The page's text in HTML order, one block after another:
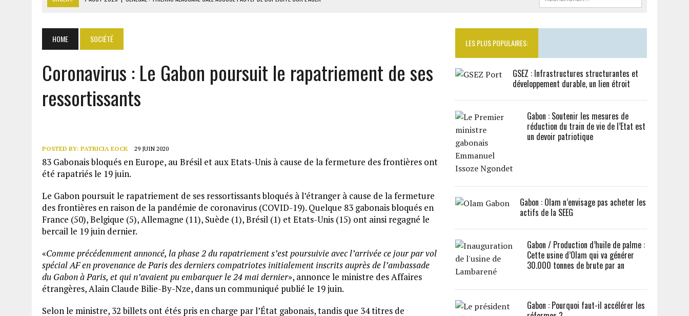
GAZ GTA : KOSMOS ENERGY ACTUALISE L’AVANCEMENT DU PROJET SÉNÉGALO-MAURITANIEN
7 AOÛT 2026 | OUATTARA APPELLE À L’UNION NATIONALE POUR BÂTIR LA GRANDE CÔTE D’IVOIRE
CÔTE D’IVOIRE : OUATTARA GRACIE 4 661 DÉTENUS POUR L’INDÉPENDANCE
HOME SOCIÉTÉ
Coronavirus : Le Gabon poursuit le rapatriement de ses
ressortissants
POSTED BY: PATRICIA EOCK 29 JUIN 2020
83 Gabonais bloqués en Europe, au Brésil et aux Etats-Unis à cause de la fermeture des frontières ont
été rapatriés le 19 juin.
Le Gabon poursuit le rapatriement de ses ressortissants bloqués à l’étranger à cause de la fermeture
des frontières en raison de la pandémie de coronavirus (COVID-19). Quelque 83 gabonais bloqués en
France (50), Belgique (5), Allemagne (11), Suède (1), Brésil (1) et Etats-Unis (15) ont ainsi regagné le
bercail le 19 juin dernier.
«Comme précédemment annoncé, la phase 2 du rapatriement s’est poursuivie avec l’arrivée ce jour par vol
spécial AF en provenance de Paris des derniers compatriotes initialement inscrits auprès de l’ambassade
du Gabon à Paris, et qui n’avaient pu embarquer le 24 mai dernier», annonce le ministre des Affaires
étrangères, Alain Claude Bilie-By-Nze, dans un communiqué publié le 19 juin.
Selon le ministre, 32 billets ont étés pris en charge par l’État gabonais, tandis que 34 titres de
LES PLUS POPULAIRES:
GSEZ : Infrastructures structurantes et
développement durable, un lien étroit
Gabon : Soutenir les mesures de
réduction du train de vie de l’Etat est
un devoir patriotique
Gabon : Olam n’envisage pas acheter les
actifs de la SEEG
Gabon / Production d’huile de palme :
Cette usine d’Olam qui va générer
30.000 tonnes de brute par an
Gabon : Pourquoi faut-il accélérer les